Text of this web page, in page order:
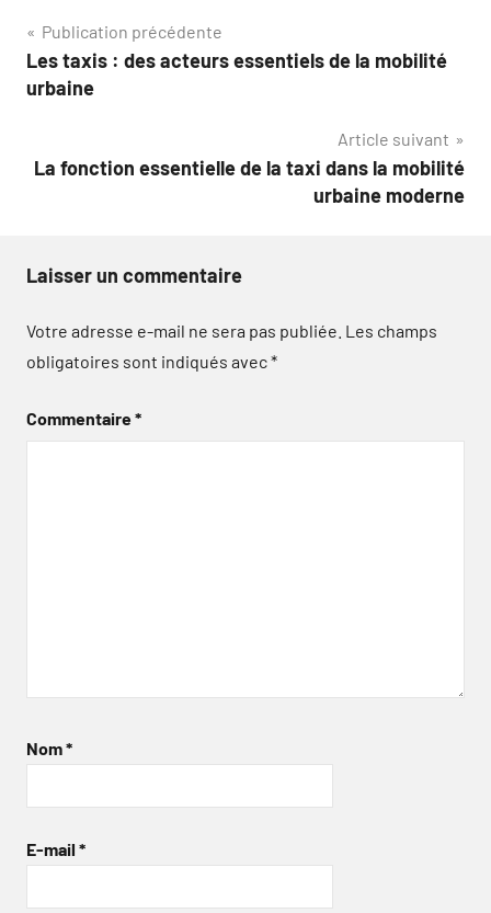
Navigation
de
Publication précédente
Les taxis : des acteurs essentiels de la mobilité
urbaine
Article suivant
La fonction essentielle de la taxi dans la mobilité
urbaine moderne
Laisser un commentaire
Votre adresse e-mail ne sera pas publiée. Les champs
obligatoires sont indiqués avec*
Commentaire*
Nom*
E-mail *